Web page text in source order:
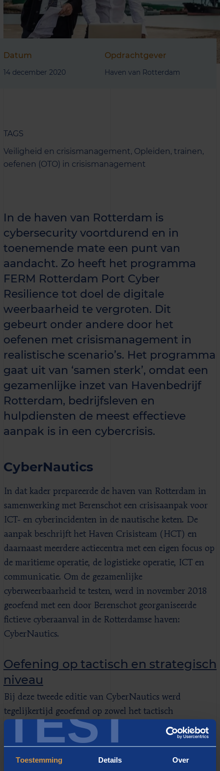
TEST
Toestemming Details Over
Datum
14 december 2020
Opdrachtgever
Haven van Rotterdam
TAGS
Veiligheid en crisismanagement, Opleiden, trainen,
oefenen (OTO) in crisismanagement
In de haven van Rotterdam is
cybersecurity voortdurend en in
toenemende mate een punt van
aandacht. Zo heeft het programma
FERM Rotterdam Port Cyber
Resilience tot doel de digitale
weerbaarheid te vergroten. Dit
gebeurt onder andere door het
oefenen met crisismanagement in
realistische scenario’s. Het programma
gaat uit van ‘samen sterk’, omdat een
gezamenlijke inzet van Havenbedrijf
Rotterdam, bedrijfsleven en
hulpdiensten de meest effectieve
aanpak is in een cybercrisis.
CyberNautics
In dat kader prepareerde de haven van Rotterdam in
samenwerking met Berenschot een crisisaanpak voor
ICT- en cyberincidenten in de nautische keten. De
aanpak beschrijft het Haven Crisisteam (HCT) en
daarnaast meerdere actiecentra met een eigen focus op
de maritieme operatie, de logistieke operatie, ICT en
communicatie. Om de gezamenlijke
cyberweerbaarheid te testen, werd in november 2018
geoefend met een door Berenschot georganiseerde
fictieve cyberaanval in de Rotterdamse haven:
CyberNautics.
Oefening op tactisch en strategisch
niveau
Bij deze tweede editie van CyberNautics werd
tegelijkertijd geoefend op zowel het tactisch
(actiecentra) als het strategisch niveau (HCT). Vanuit
onder andere de Divisie Havenmeester Rotterdam, de